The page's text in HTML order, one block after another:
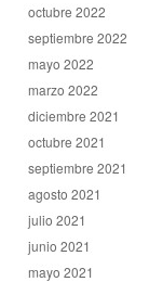
octubre 2022
septiembre 2022
mayo 2022
marzo 2022
diciembre 2021
octubre 2021
septiembre 2021
agosto 2021
julio 2021
junio 2021
mayo 2021